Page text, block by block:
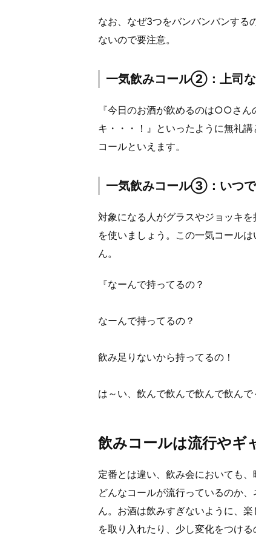
なお、なぜ3つをバンバンバンする
ないので要注意。
一気飲みコール②：上司な
『今日のお酒が飲めるのは○○さ
キ・・・！』といったように無礼
コールといえます。
一気飲みコール③：いつで
対象になる人がグラスやジョッキ
を使いましょう。この一気コール
ん。
『なーんで持ってるの？
なーんで持ってるの？
飲み足りないから持ってるの！
は～い、飲んで飲んで飲んで飲んで
飲みコールは流行やギ
定番とは違い、飲み会においても
どんなコールが流行っているのか
ん。お酒は飲みすぎないように、
を取り入れたり、少し変化をつける